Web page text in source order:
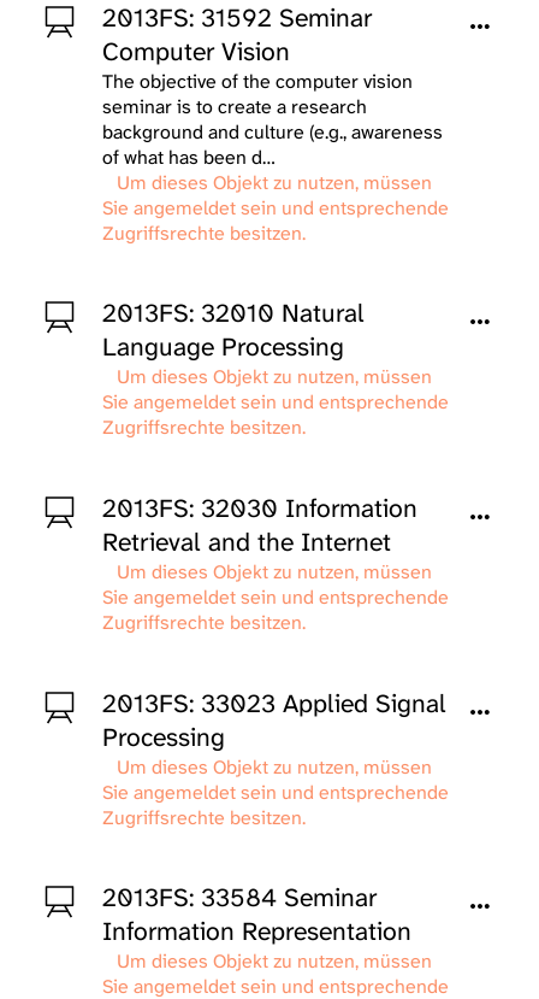
2013FS: 31592 Seminar
Computer Vision
The objective of the computer vision
seminar is to create a research
background and culture (e.g., awareness
of what has been d…
Um dieses Objekt zu nutzen, müssen
Sie angemeldet sein und entsprechende
Zugriffsrechte besitzen.
2013FS: 32010 Natural
Language Processing
Um dieses Objekt zu nutzen, müssen
Sie angemeldet sein und entsprechende
Zugriffsrechte besitzen.
2013FS: 32030 Information
Retrieval and the Internet
Um dieses Objekt zu nutzen, müssen
Sie angemeldet sein und entsprechende
Zugriffsrechte besitzen.
2013FS: 33023 Applied Signal
Processing
Um dieses Objekt zu nutzen, müssen
Sie angemeldet sein und entsprechende
Zugriffsrechte besitzen.
2013FS: 33584 Seminar
Information Representation
Um dieses Objekt zu nutzen, müssen
Sie angemeldet sein und entsprechende